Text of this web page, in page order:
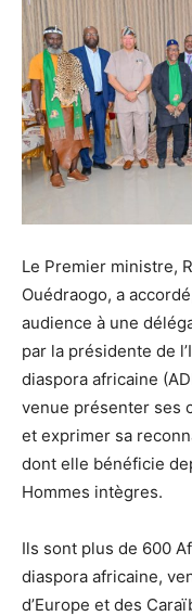
‎Le Premier ministre,
Ouédraogo, a
audience à une
par la présidente de
diaspora africaine
venue présenter ses
et exprimer sa
dont elle bénéficie
Hommes intègres.
‎Ils sont plus de 600
diaspora africaine,
d’Europe et des